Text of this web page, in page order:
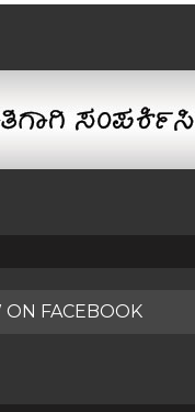
ON FACEBOOK